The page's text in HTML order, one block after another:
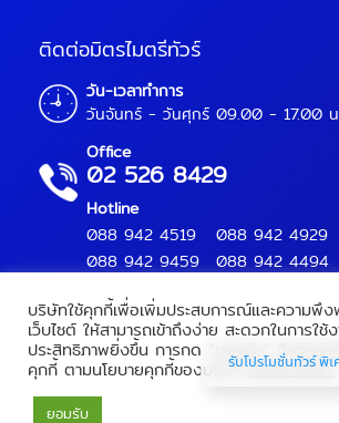
บริษัทใช้คุกกี้เพื่อเพิ่มประสบการณ์และความพึง
เว็บไซต์ ให้สามารถเข้าถึงง่าย สะดวกในการใช้
ประสิทธิภาพยิ่งขึ้น การกด “ยอมรับ” ถือว่าคุณ
คุกกี้ ตามนโยบายคุกกี้ของบริษัทRead More
ยอมรับ
ติดต่อมิตรไมตรีทัวร์
วัน-เวลาทำการ
วันจันทร์ - วันศุกร์ 09.00 - 17.00
Office
02 526 8429
Hotline
088 942 4519
088 942 9459
088 942 4929
088 942 4494
Mitmaitee Tour Copyright 2018.All
รับโปรโมชั่นทัวร์ พิ